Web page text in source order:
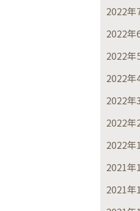
2022年
2022年
2022年
2022年
2022年
2022年
2022年
2021年
2021年